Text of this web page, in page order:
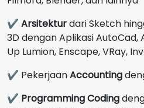
✔ Arsitekturdari Sketch
3D dengan Aplikasi AutoCad,
Up Lumion, Enscape, VRay,
✔ PekerjaanAccounting
✔ Programming Coding